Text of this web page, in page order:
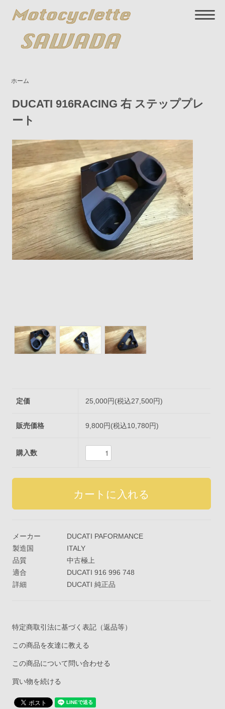
ホーム
DUCATI 916RACING 右 ステッププレ
ート
定価 25,000円(税込27,500円)
販売価格 9,800円(税込10,780円)
購入数
メーカー
DUCATI PAFORMANCE
製造国
ITALY
品質
中古極上
適合
DUCATI 916 996 748
詳細
DUCATI 純正品
特定商取引法に基づく表記（返品等）
この商品を友達に教える
この商品について問い合わせる
買い物を続ける